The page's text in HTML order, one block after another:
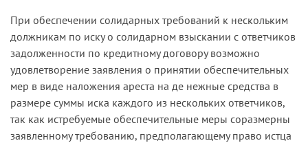
При обеспечении солидарных требований к нескольким
должникам по иску о солидарном взыскании с ответчиков
задолженности по кредитному договору возможно
удовлетворение заявления о принятии обеспечительных
мер в виде наложения ареста на де­ нежные средства в
размере суммы иска каждого из нескольких от­ветчиков,
так как истребуемые обеспечительные меры соразмерны
заявленному требованию, предполагающему право истца